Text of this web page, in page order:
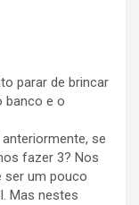
parar de brincar
banco e o
se
fazer 3? Nos
ser um pouco
Mas nestes